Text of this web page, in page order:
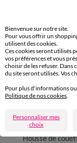
sous 30
Housse de
Bienvenue sur notre site.
Pour vous offrir un
utilisent des cookies.
Ces cookies seront utilisés
vos préférences et vous
choisir de les refuser. Dans
du site seront utilisés. Vos
Pour plus d'informations
Politique de nos cookies.
Personnaliser mes
choix